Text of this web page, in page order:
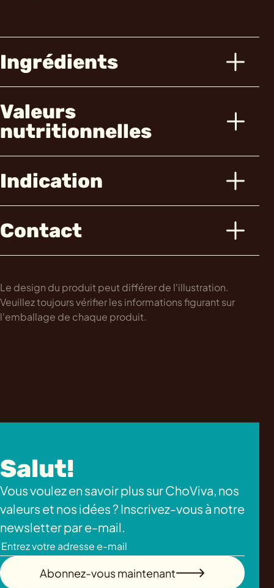
Ingrédients
Valeurs
nutritionnelles
Indication
Contact
Le design du produit peut différer de l'illustration.
Veuillez toujours vérifier les informations figurant sur
l'emballage de chaque produit.
Salut!
Vous voulez en savoir plus sur ChoViva, nos
valeurs et nos idées ? Inscrivez-vous à notre
newsletter par e-mail.
Abonnez-vous maintenant